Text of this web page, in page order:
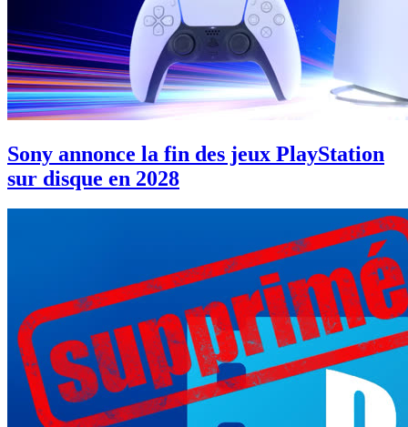
Sony annonce la fin des jeux PlayStation
sur disque en 2028